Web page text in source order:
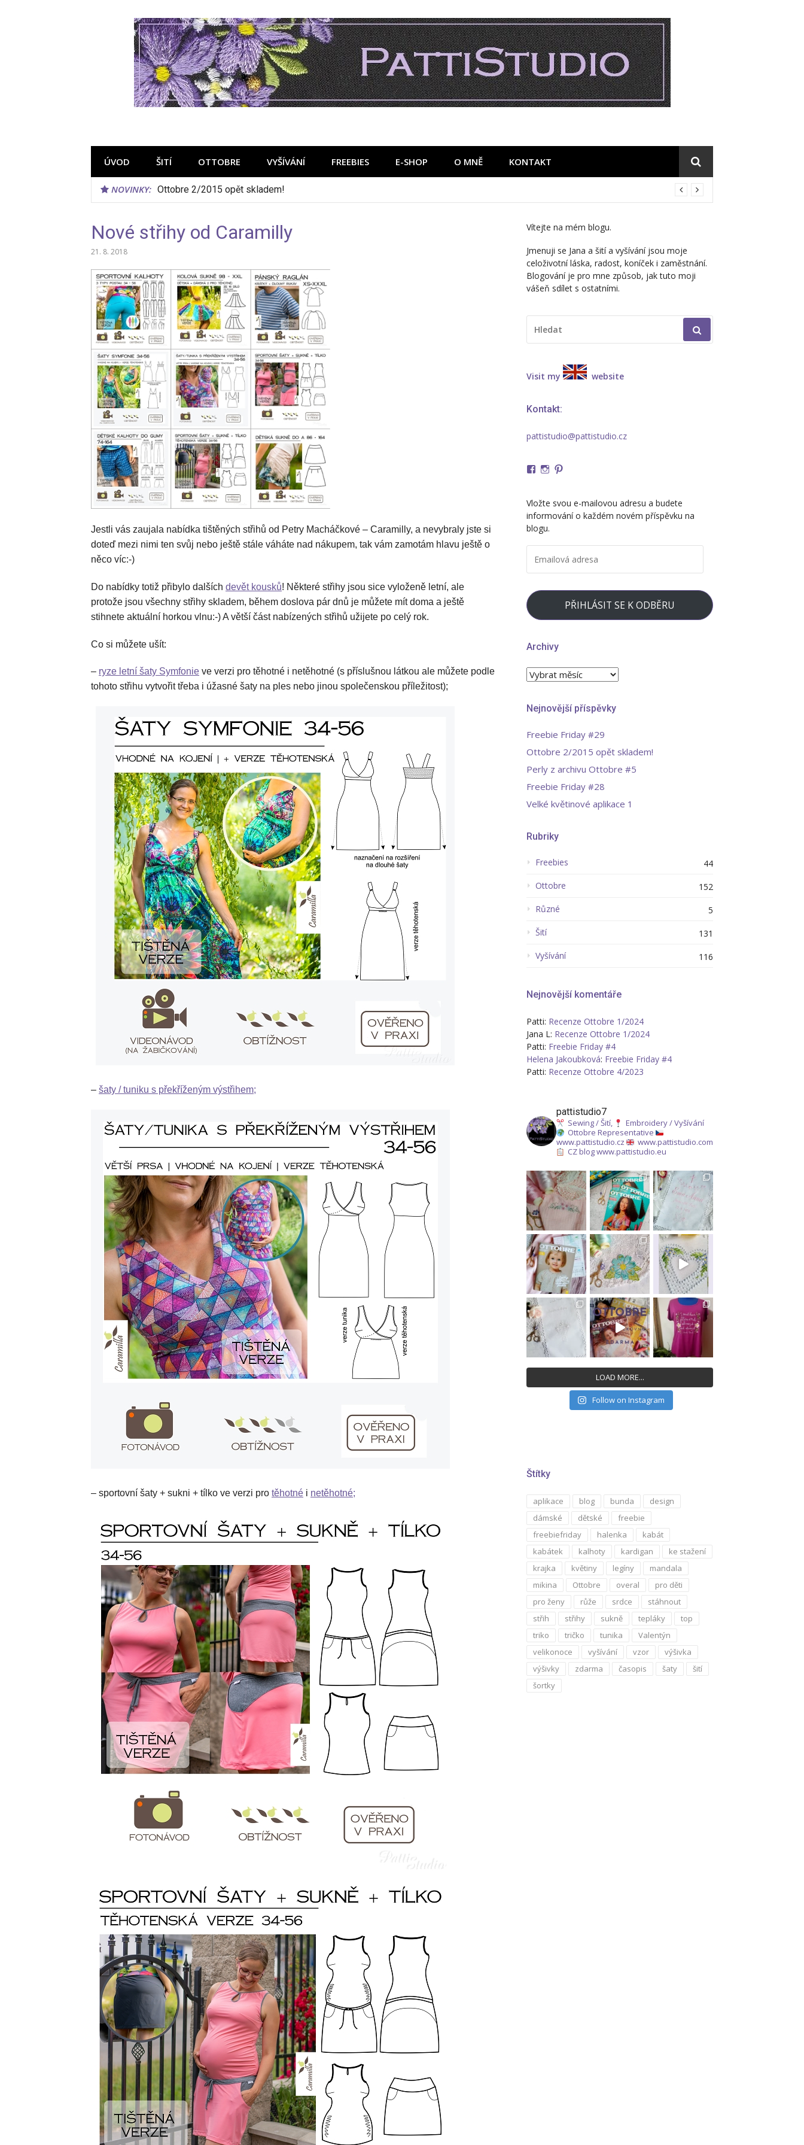
ÚVOD ŠITÍ OTTOBRE VYŠÍVÁNÍ FREEBIES E-SHOP O MNĚ KONTAKT
NOVINKY: Perly z archivu Ottobre #5
Nové střihy od Caramilly
21. 8. 2018
Jestli vás zaujala nabídka tištěných střihů od Petry Macháčkové – Caramilly, a nevybraly jste si
doteď mezi nimi ten svůj nebo ještě stále váháte nad nákupem, tak vám zamotám hlavu ještě o
něco víc:-)
Do nabídky totiž přibylo dalších devět kousků! Některé střihy jsou sice vyloženě letní, ale
protože jsou všechny střihy skladem, během doslova pár dnů je můžete mít doma a ještě
stihnete aktuální horkou vlnu:-) A větší část nabízených střihů užijete po celý rok.
Co si můžete ušít:
– ryze letní šaty Symfonie ve verzi pro těhotné i netěhotné (s příslušnou látkou ale můžete podle
tohoto střihu vytvořit třeba i úžasné šaty na ples nebo jinou společenskou příležitost);
– šaty / tuniku s překříženým výstřihem;
– sportovní šaty + sukni + tílko ve verzi pro těhotné i netěhotné;
Vítejte na mém blogu.
Jmenuji se Jana a šití a vyšívání jsou moje
celoživotní láska, radost, koníček i zaměstnání.
Blogování je pro mne způsob, jak tuto moji
vášeň sdílet s ostatními.
Visit my website
Kontakt:
pattistudio@pattistudio.cz
Zobrazit
219696698046247
na
Facebook
Zobrazit
na
Instagram
na
Pinterest
Vložte svou e-mailovou adresu a budete
informování o každém novém příspěvku na
blogu.
ADRESA
PŘIHLÁSIT SE K ODBĚRU
Archivy
Archivy
Nejnovější příspěvky
Freebie Friday #29
Ottobre 2/2015 opět skladem!
Perly z archivu Ottobre #5
Freebie Friday #28
Velké květinové aplikace 1
Rubriky
Freebies
44
Ottobre
152
Různé
5
Šití
131
Vyšívání
116
Nejnovější komentáře
Patti: Recenze Ottobre 1/2024
Jana L: Recenze Ottobre 1/2024
Patti: Freebie Friday #4
Helena Jakoubková: Freebie Friday #4
Patti: Recenze Ottobre 4/2023
pattistudio7
Sewing / Šití,
Embroidery / Vyšívání
Ottobre Representative
www.pattistudio.cz
www.pattistudio.com
CZ blog www.pattistudio.eu
LOAD MORE...
Follow on Instagram
Štítky
aplikace blog bunda
design
dámské
dětské
freebie
freebiefriday
halenka
kabát
kabátek
kalhoty kardigan
ke stažení
krajka
květiny legíny
mandala
mikina
Ottobre overal
pro děti
pro ženy
růže srdce
stáhnout
střih
střihy sukně tepláky
top
triko
tričko tunika
Valentýn
velikonoce
vyšívání vzor
výšivka
výšivky
zdarma časopis šaty
šití
šortky